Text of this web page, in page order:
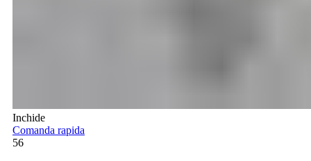
Inchide
Comanda rapida
56